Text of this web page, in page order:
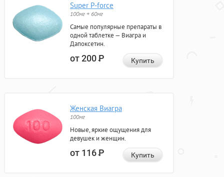
Super P-force
100мг + 60мг
Самые популярные препараты в
одной таблетке — Виагра и
Дапоксетин.
от 200Р Купить
Женская Виагра
100мг
Новые, яркие ощущения для
девушек и женщин.
от 116Р Купить